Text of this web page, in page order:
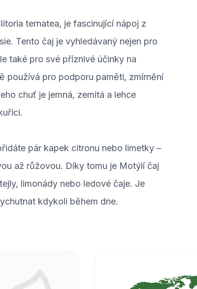
ternatea, je fascinující nápoj z
Tento čaj je vyhledávaný nejen pro
také pro své příznivé účinky na
používá pro podporu paměti, zmírnění
chuť je jemná, zemitá a lehce
pár kapek citronu nebo limetky –
až růžovou. Díky tomu je Motýlí čaj
limonády nebo ledové čaje. Je
kdykoli během dne.